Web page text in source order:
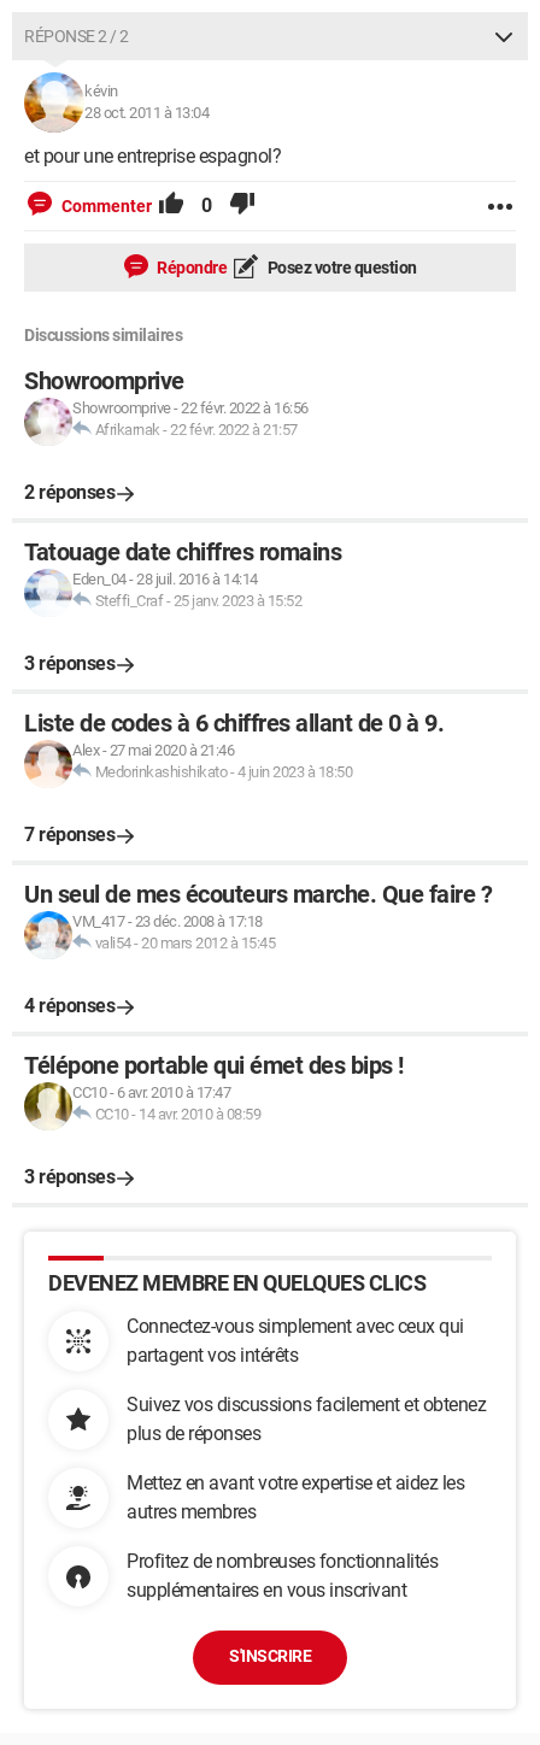
RÉPONSE 2 / 2
kévin
28 oct. 2011 à 13:04
et pour une entreprise espagnol?
Commenter 0
Répondre Posez votre question
Discussions similaires
Showroomprive
Showroomprive-22 févr. 2022 à 16:56
Afrikarnak -22 févr. 2022 à 21:57
2 réponses
Tatouage date chiffres romains
Eden_04-28 juil. 2016 à 14:14
Steffi_Craf-25 janv. 2023 à 15:52
3 réponses
Liste de codes à 6 chiffres allant de 0 à 9.
Alex-27 mai 2020 à 21:46
Medorinkashishikato-4 juin 2023 à 18:50
7 réponses
Un seul de mes écouteurs marche. Que faire ?
VM_417-23 déc. 2008 à 17:18
vali54-20 mars 2012 à 15:45
4 réponses
Télépone portable qui émet des bips !
CC10- 6 avr. 2010 à 17:47
CC10- 14 avr. 2010 à 08:59
3 réponses
DEVENEZ MEMBRE EN QUELQUES CLICS
Connectez-vous simplement avec ceux qui
partagent vos intérêts
Suivez vos discussions facilement et obtenez
plus de réponses
Mettez en avant votre expertise et aidez les
autres membres
Profitez de nombreuses fonctionnalités
supplémentaires en vous inscrivant
S'INSCRIRE